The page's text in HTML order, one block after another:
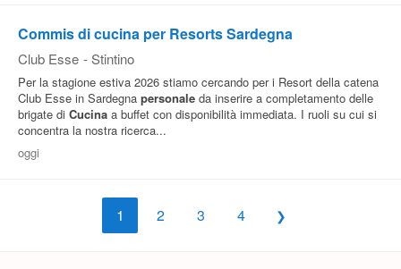
Commis di cucina per Resorts Sardegna
Club Esse - Stintino
Per la stagione estiva 2026 stiamo cercando per i Resort della catena
Club Esse in Sardegna personale da inserire a completamento delle
brigate di Cucina a buffet con disponibilità immediata. I ruoli su cui si
concentra la nostra ricerca...
oggi
1 2 3 4